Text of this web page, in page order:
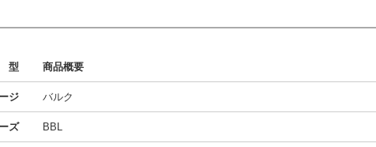
型 商品概要
ジ バルク
ズ BBL